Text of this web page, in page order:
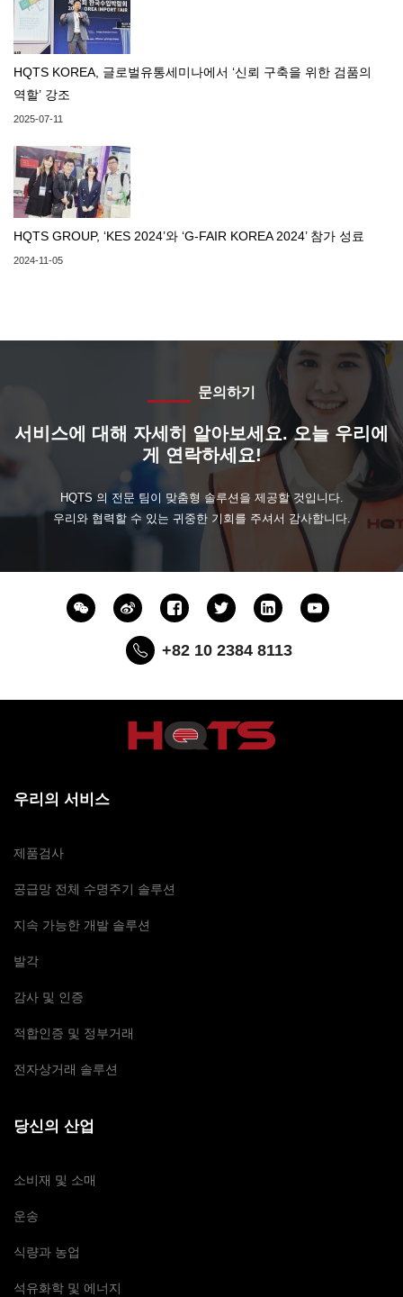
HQTS KOREA, 글로벌유통세미나에서 ‘신뢰 구축을 위한 검품의
역할’ 강조
2025-07-11
HQTS GROUP, ‘KES 2024’와 ‘G-FAIR KOREA 2024’ 참가 성료
2024-11-05
문의하기
서비스에 대해 자세히 알아보세요. 오늘 우리에
게 연락하세요!
HQTS 의 전문 팀이 맞춤형 솔루션을 제공할 것입니다.
우리와 협력할 수 있는 귀중한 기회를 주셔서 감사합니다.
+82 10 2384 8113
우리의 서비스
제품검사
공급망 전체 수명주기 솔루션
지속 가능한 개발 솔루션
발각
감사 및 인증
적합인증 및 정부거래
전자상거래 솔루션
당신의 산업
소비재 및 소매
운송
식량과 농업
석유화학 및 에너지